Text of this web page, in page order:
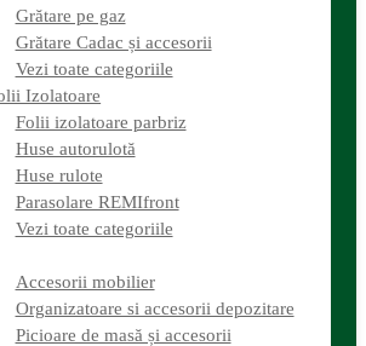
mobilier
si accesorii depozitare
de masă și accesorii
siguranță
rotative scaune
insecte
toate categoriile
Corturi si Accesorii
corturi rulote și autorulote
marchize
autorulote
rulote
cort rulota
autorulote
rulote
Grătare pe gaz
Grătare Cadac și accesorii
Vezi toate categoriile
Izolatoare
Folii izolatoare parbriz
Huse autorulotă
Huse rulote
Parasolare REMIfront
Vezi toate categoriile
Accesorii mobilier
Organizatoare si accesorii depozitare
Picioare de masă și accesorii